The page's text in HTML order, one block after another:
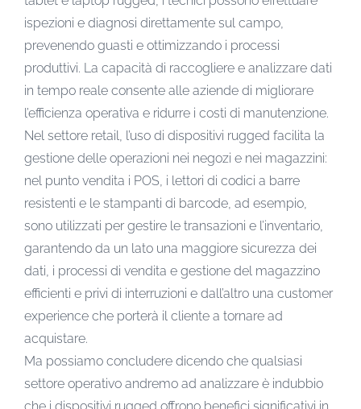
ispezioni e diagnosi direttamente sul campo,
prevenendo guasti e ottimizzando i processi
produttivi. La capacità di raccogliere e analizzare dati
in tempo reale consente alle aziende di migliorare
l’efficienza operativa e ridurre i costi di manutenzione.
Nel settore retail, l’uso di dispositivi rugged facilita la
gestione delle operazioni nei negozi e nei magazzini:
nel punto vendita i POS, i lettori di codici a barre
resistenti e le stampanti di barcode, ad esempio,
sono utilizzati per gestire le transazioni e l’inventario,
garantendo da un lato una maggiore sicurezza dei
dati, i processi di vendita e gestione del magazzino
efficienti e privi di interruzioni e dall’altro una customer
experience che porterà il cliente a tornare ad
acquistare.
Ma possiamo concludere dicendo che qualsiasi
settore operativo andremo ad analizzare è indubbio
che i dispositivi rugged offrono benefici significativi in